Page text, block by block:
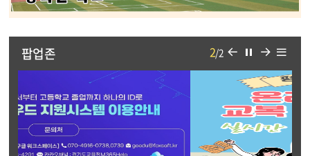
팝업존 1/2
이
전
페
이
지
일
시
정
지
다
음
페
이
지
스
트
보
기